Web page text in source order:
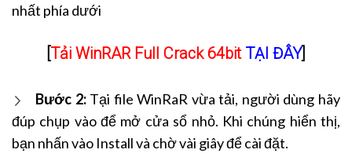
nhất phía dưới
[Tải WinRAR Full Crack 64bit TẠI ĐÂY]
Bước 2:Tại file WinRaR vừa tải, người dùng hãy
đúp chụp vào để mở cửa sổ nhỏ. Khi chúng hiển thị,
bạn nhấn vào Install và chờ vài giây để cài đặt.